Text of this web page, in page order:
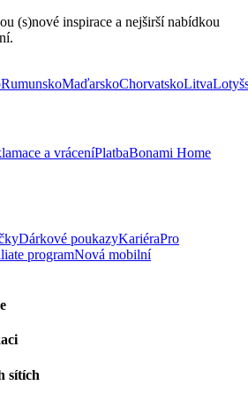
(s)nové inspirace a nejširší nabídkou
RumunskoMaďarskoChorvatskoLitva
a vráceníPlatbaBonami Home
Dárkové poukazyKariéraPro
programNová mobilní
sítích